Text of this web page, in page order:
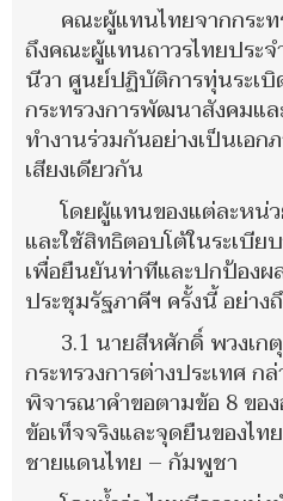
คณะผู้แทนไทยจากกระท
ถึงคณะผู้แทนถาวรไทยประ
นีวา ศูนย์ปฏิบัติการทุ่นระเ
กระทรวงการพัฒนาสังคมแ
ทำงานร่วมกันอย่างเป็นเอ
เสียงเดียวกัน
โดยผู้แทนของแต่ละหน่
และใช้สิทธิตอบโต้ในระเบี
เพื่อยืนยันท่าทีและปกป้องผ
ประชุมรัฐภาคีฯ ครั้งนี้ อย่าง
3.1 นายสีหศักดิ์ พวงเก
กระทรวงการต่างประเทศ ก
พิจารณาคำขอตามข้อ 8 ขอ
ข้อเท็จจริงและจุดยืนของไ
ชายแดนไทย – กัมพูชา